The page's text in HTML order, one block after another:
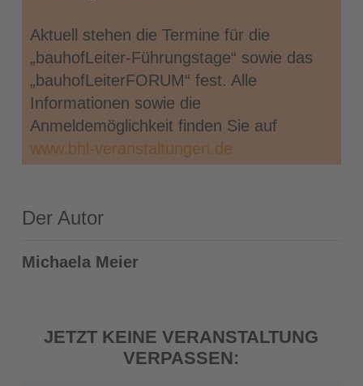
Aktuell stehen die Termine für die
„bauhofLeiter-Führungstage“ sowie das
„bauhofLeiterFORUM“ fest. Alle
Informationen sowie die
Anmeldemöglichkeit finden Sie auf
www.bhl-veranstaltungen.de
Der Autor
Michaela Meier
JETZT KEINE VERANSTALTUNG
VERPASSEN: